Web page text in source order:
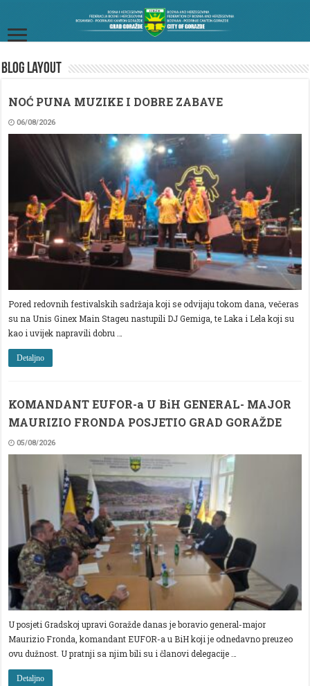
Blog Layout
NOĆ PUNA MUZIKE I DOBRE ZABAVE
06/08/2026
Pored redovnih festivalskih sadržaja koji se odvijaju tokom dana, večeras
su na Unis Ginex Main Stageu nastupili DJ Gemiga, te Laka i Lela koji su
kao i uvijek napravili dobru …
Detaljno
KOMANDANT EUFOR-a U BiH GENERAL- MAJOR
MAURIZIO FRONDA POSJETIO GRAD GORAŽDE
05/08/2026
U posjeti Gradskoj upravi Goražde danas je boravio general-major
Maurizio Fronda, komandant EUFOR-a u BiH koji je odnedavno preuzeo
ovu dužnost. U pratnji sa njim bili su i članovi delegacije …
Detaljno